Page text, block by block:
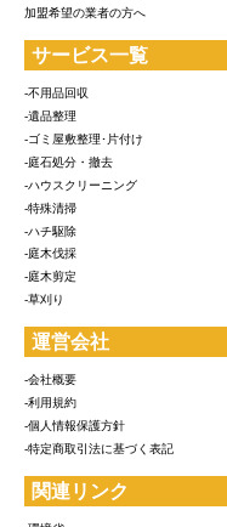
加盟希望の業者の方へ
サービス一覧
-不用品回収
-遺品整理
-ゴミ屋敷整理･片付け
-庭石処分・撤去
-ハウスクリーニング
-特殊清掃
-ハチ駆除
-庭木伐採
-庭木剪定
-草刈り
運営会社
-会社概要
-利用規約
-個人情報保護方針
-特定商取引法に基づく表記
関連リンク